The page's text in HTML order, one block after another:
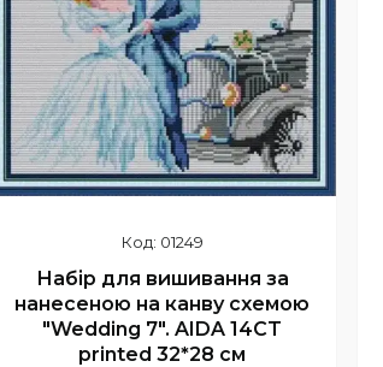
01249
Набір для вишивання за
нанесеною на канву схемою
"Wedding 7". AIDA 14CT
printed 32*28 см